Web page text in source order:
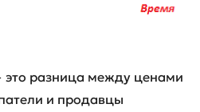
это разница между ценами
и продавцы